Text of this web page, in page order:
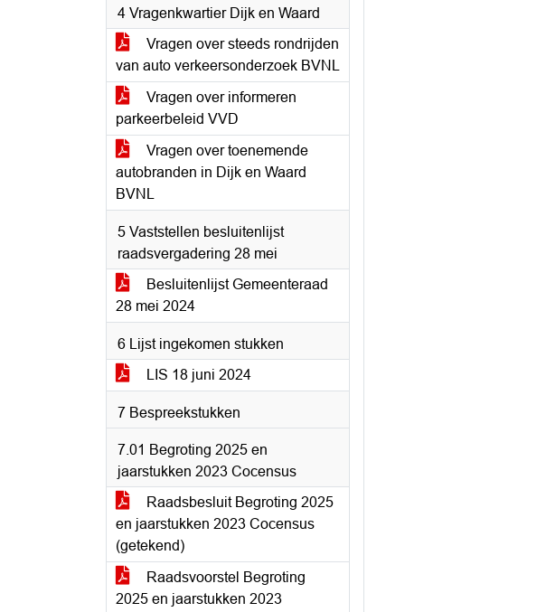
4 Vragenkwartier Dijk en Waard
Vragen over steeds rondrijden
van auto verkeersonderzoek BVNL
Vragen over informeren
parkeerbeleid VVD
Vragen over toenemende
autobranden in Dijk en Waard
BVNL
5 Vaststellen besluitenlijst
raadsvergadering 28 mei
Besluitenlijst Gemeenteraad
28 mei 2024
6 Lijst ingekomen stukken
LIS 18 juni 2024
7 Bespreekstukken
7.01 Begroting 2025 en
jaarstukken 2023 Cocensus
Raadsbesluit Begroting 2025
en jaarstukken 2023 Cocensus
(getekend)
Raadsvoorstel Begroting
2025 en jaarstukken 2023